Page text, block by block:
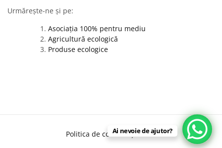
Urmărește-ne și pe:
Asociația 100% pentru mediu
Agricultură ecologică
Produse ecologice
Politica de confidențialitate
Ai nevoie de ajutor?